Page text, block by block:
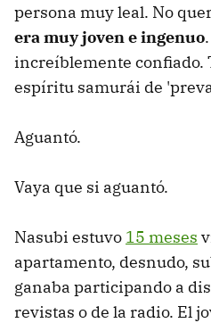
persona muy leal. No
era muy joven e ingenuo
increíblemente confiado.
espíritu samurái de
Aguantó.
Vaya que si aguantó.
Nasubi estuvo 15 meses
apartamento, desnudo,
ganaba participando a
revistas o de la radio. El